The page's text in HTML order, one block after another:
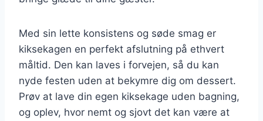
Med sin lette konsistens og søde smag er
kiksekagen en perfekt afslutning på ethvert
måltid. Den kan laves i forvejen, så du kan
nyde festen uden at bekymre dig om dessert.
Prøv at lave din egen kiksekage uden bagning,
og oplev, hvor nemt og sjovt det kan være at